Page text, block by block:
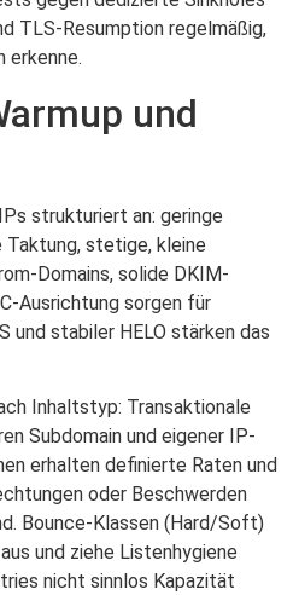
TLS-Resumption regelmäßig,
erkenne.
und
strukturiert an: geringe
Taktung, stetige, kleine
Domains, solide DKIM-
Ausrichtung sorgen für
und stabiler HELO stärken das
Inhaltstyp: Transaktionale
Subdomain und eigener IP-
erhalten definierte Raten und
oder Beschwerden
Bounce-Klassen (Hard/Soft)
und ziehe Listenhygiene
nicht sinnlos Kapazität